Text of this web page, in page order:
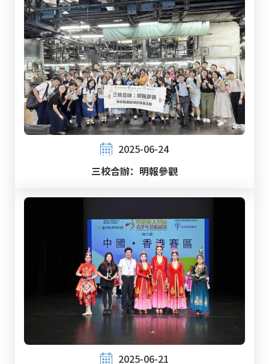
2025-06-24
三校合辦：明報參觀
2025-06-21